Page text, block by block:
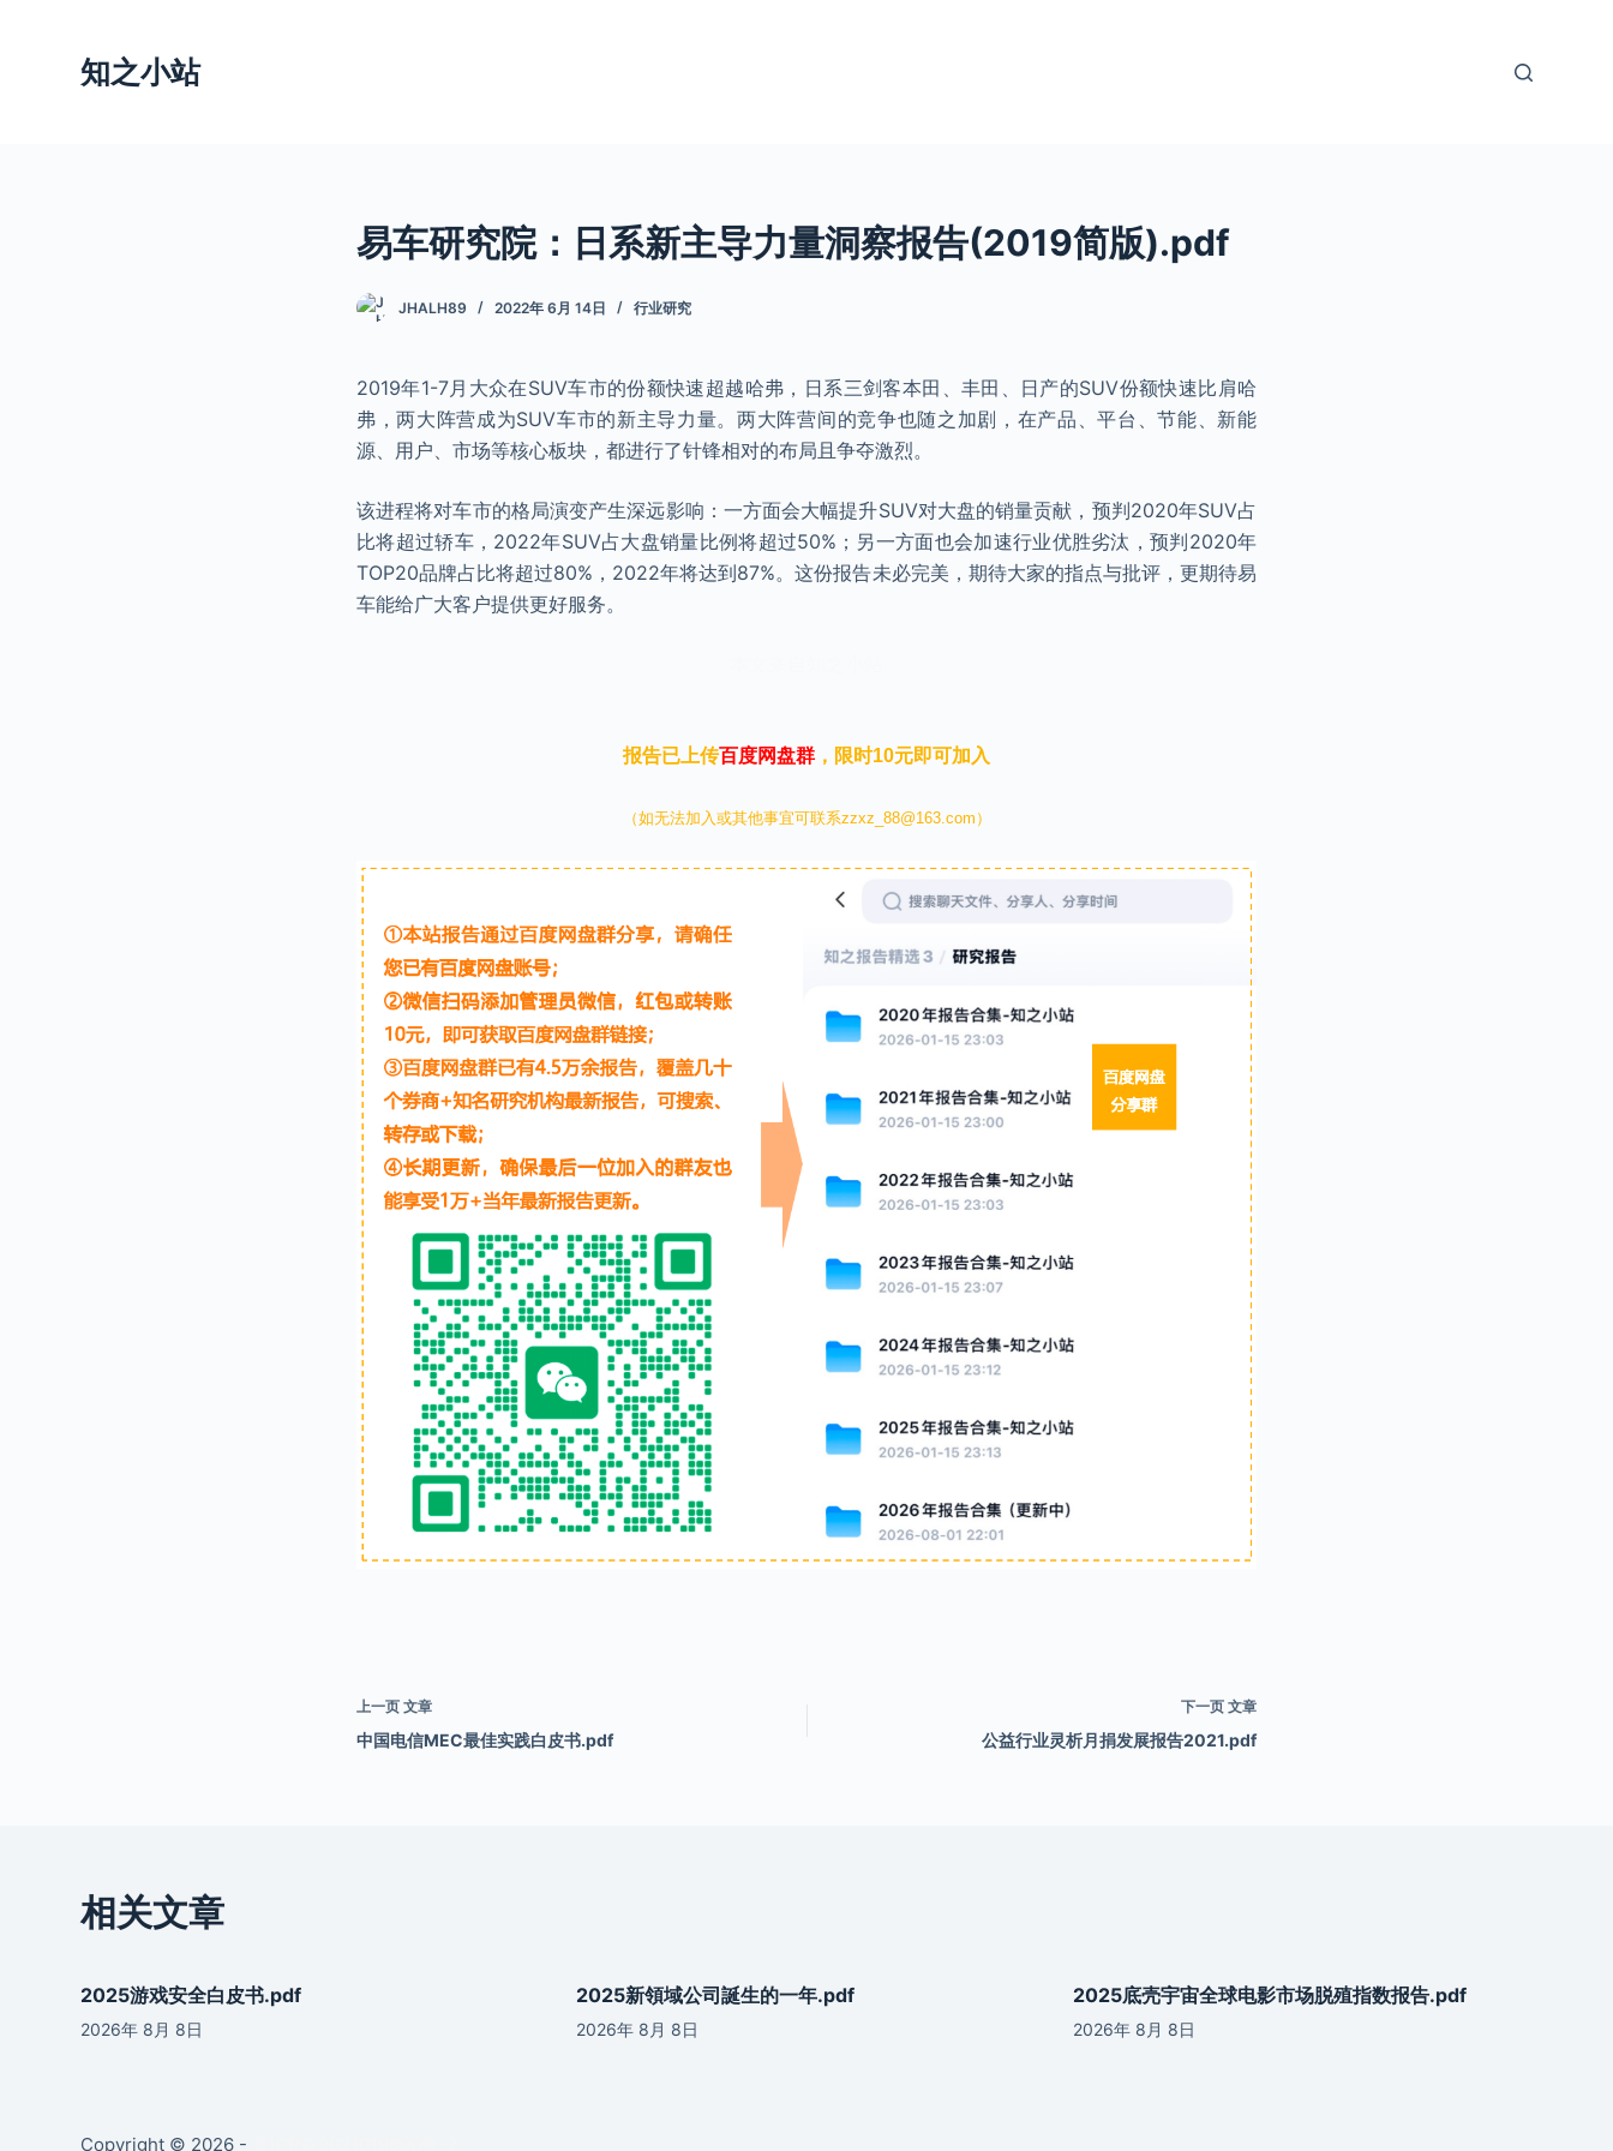
知之小站
易车研究院：日系新主导力量洞察报告(2019简版).pdf
JHALH89 2022年 6月 14日 行业研究
2019年1-7月大众在SUV车市的份额快速超越哈弗，日系三剑客本田、丰田、日产的SUV份额快速比肩哈
弗，两大阵营成为SUV车市的新主导力量。两大阵营间的竞争也随之加剧，在产品、平台、节能、新能
源、用户、市场等核心板块，都进行了针锋相对的布局且争夺激烈。
该进程将对车市的格局演变产生深远影响：一方面会大幅提升SUV对大盘的销量贡献，预判2020年SUV占
比将超过轿车，2022年SUV占大盘销量比例将超过50%；另一方面也会加速行业优胜劣汰，预判2020年
TOP20品牌占比将超过80%，2022年将达到87%。这份报告未必完美，期待大家的指点与批评，更期待易
车能给广大客户提供更好服务。
报告已上传百度网盘群 ，限时10元即可加入
（如无法加入或其他事宜可联系zzxz_88@163.com）
上一页 文章
中国电信MEC最佳实践白皮书.pdf
下一页 文章
公益行业灵析月捐发展报告2021.pdf
相关文章
2025游戏安全白皮书.pdf
2026年 8月 8日
2025新領域公司誕生的一年.pdf
2026年 8月 8日
2025底壳宇宙全球电影市场脱殖指数报告.pdf
2026年 8月 8日
Copyright © 2026 -